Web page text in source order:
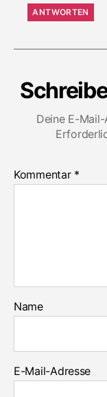
ANTWORTEN
Deine E-
Kommentar *
Name
E-Mail-Adresse